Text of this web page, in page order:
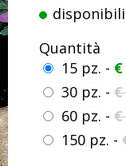
disponibili
Quantità
15 pz. - €
30 pz. - €
60 pz. - €
150 pz. -